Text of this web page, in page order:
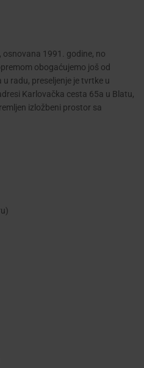
1991. godine, no
obogaćujemo još od
radu, preseljenje je tvrtke u
Karlovačka cesta 65a u Blatu,
izložbeni prostor sa